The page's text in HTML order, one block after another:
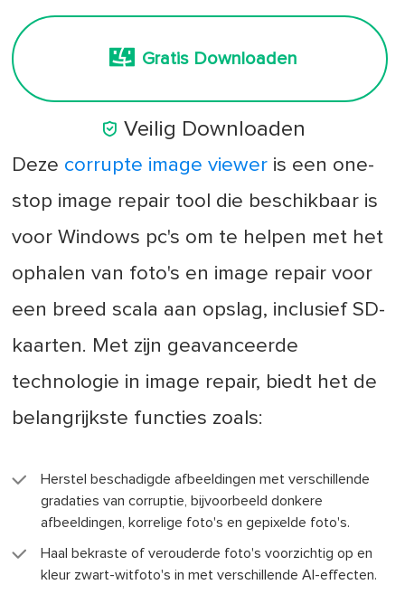
Gratis Downloaden
 Veilig Downloaden
Deze corrupte image viewer is een one-
stop image repair tool die beschikbaar is
voor Windows pc's om te helpen met het
ophalen van foto's en image repair voor
een breed scala aan opslag, inclusief SD-
kaarten. Met zijn geavanceerde
technologie in image repair, biedt het de
belangrijkste functies zoals:
Herstel beschadigde afbeeldingen met verschillende
gradaties van corruptie, bijvoorbeeld donkere
afbeeldingen, korrelige foto's en gepixelde foto's.
Haal bekraste of verouderde foto's voorzichtig op en
kleur zwart-witfoto's in met verschillende AI-effecten.